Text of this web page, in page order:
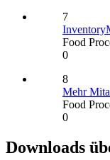
7
Food
0
8
Mehr
Food
0
Downloads